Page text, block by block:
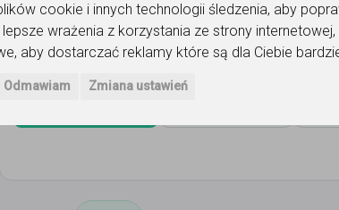
cookie i innych technologii śledzenia, aby
wrażenia z korzystania ze strony internetowej,
, aby dostarczać reklamy które są dla Ciebie
Odmawiam Zmiana ustawień
Strona główna język hiszpański matura